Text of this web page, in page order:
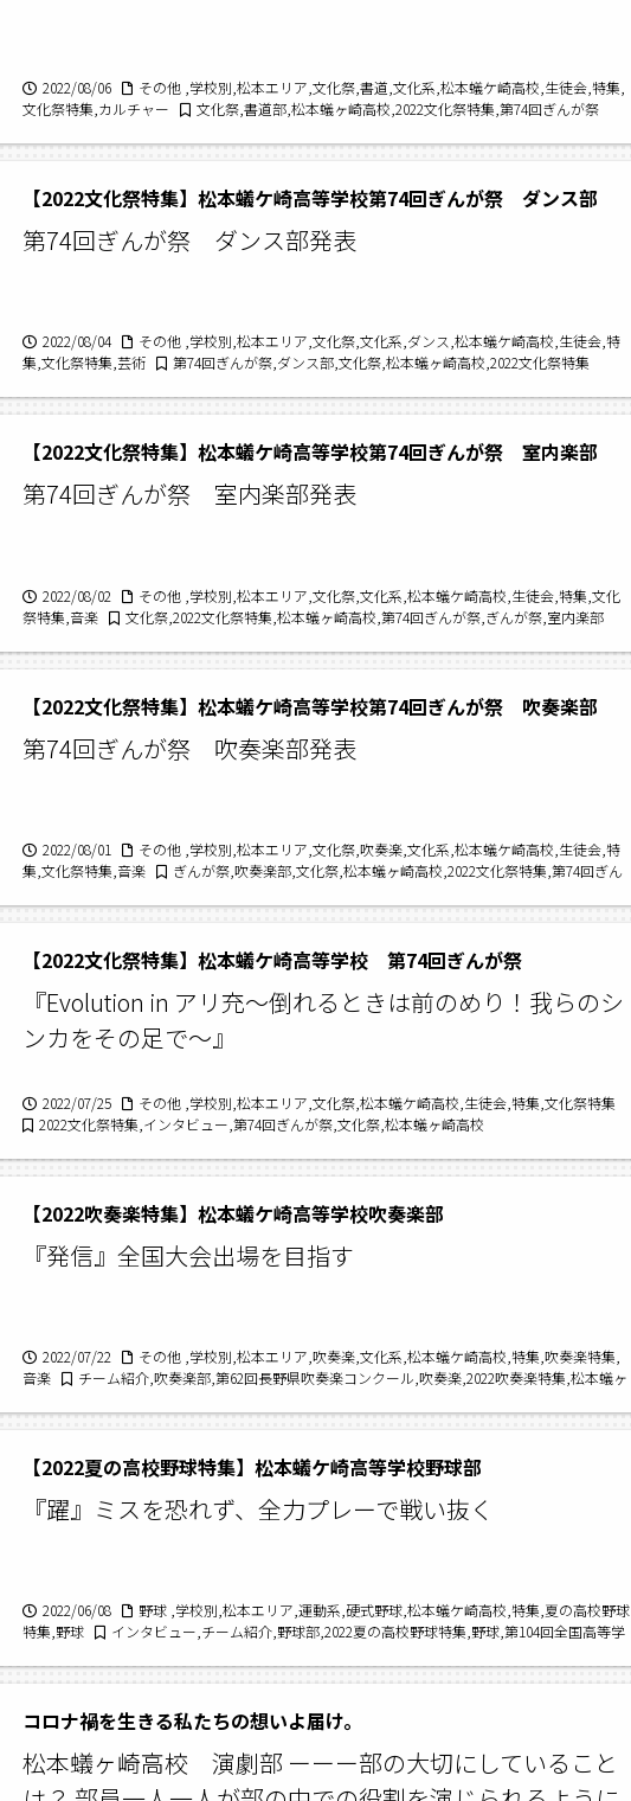
2022/08/06
その他 ,学校別,松本エリア,文化祭,書道,文化系,松本蟻ケ崎高校,生徒会,特集,
文化祭特集,カルチャー
文化祭,書道部,松本蟻ヶ崎高校,2022文化祭特集,第74回ぎんが祭
【2022文化祭特集】松本蟻ケ崎高等学校第74回ぎんが祭 ダンス部
第74回ぎんが祭 ダンス部発表
2022/08/04
その他 ,学校別,松本エリア,文化祭,文化系,ダンス,松本蟻ケ崎高校,生徒会,特
集,文化祭特集,芸術
第74回ぎんが祭,ダンス部,文化祭,松本蟻ヶ崎高校,2022文化祭特集
【2022文化祭特集】松本蟻ケ崎高等学校第74回ぎんが祭 室内楽部
第74回ぎんが祭 室内楽部発表
2022/08/02
その他 ,学校別,松本エリア,文化祭,文化系,松本蟻ケ崎高校,生徒会,特集,文化
祭特集,音楽
文化祭,2022文化祭特集,松本蟻ヶ崎高校,第74回ぎんが祭,ぎんが祭,室内楽部
【2022文化祭特集】松本蟻ケ崎高等学校第74回ぎんが祭 吹奏楽部
第74回ぎんが祭 吹奏楽部発表
2022/08/01
その他 ,学校別,松本エリア,文化祭,吹奏楽,文化系,松本蟻ケ崎高校,生徒会,特
集,文化祭特集,音楽
ぎんが祭,吹奏楽部,文化祭,松本蟻ヶ崎高校,2022文化祭特集,第74回ぎん
【2022文化祭特集】松本蟻ケ崎高等学校 第74回ぎんが祭
『Evolution in アリ充～倒れるときは前のめり！我らのシ
ンカをその足で～』
2022/07/25
その他 ,学校別,松本エリア,文化祭,松本蟻ケ崎高校,生徒会,特集,文化祭特集
2022文化祭特集,インタビュー,第74回ぎんが祭,文化祭,松本蟻ヶ崎高校
【2022吹奏楽特集】松本蟻ケ崎高等学校吹奏楽部
『発信』全国大会出場を目指す
2022/07/22
その他 ,学校別,松本エリア,吹奏楽,文化系,松本蟻ケ崎高校,特集,吹奏楽特集,
音楽
チーム紹介,吹奏楽部,第62回長野県吹奏楽コンクール,吹奏楽,2022吹奏楽特集,松本蟻ヶ
【2022夏の高校野球特集】松本蟻ケ崎高等学校野球部
『躍』ミスを恐れず、全力プレーで戦い抜く
2022/06/08
野球 ,学校別,松本エリア,運動系,硬式野球,松本蟻ケ崎高校,特集,夏の高校野球
特集,野球
インタビュー,チーム紹介,野球部,2022夏の高校野球特集,野球,第104回全国高等学
コロナ禍を生きる私たちの想いよ届け。
松本蟻ヶ崎高校 演劇部 ーーー部の大切にしていること